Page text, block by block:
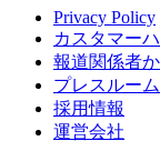
Privacy Policy
カスタマー
報道関係者
プレスルーム
採用情報
運営会社